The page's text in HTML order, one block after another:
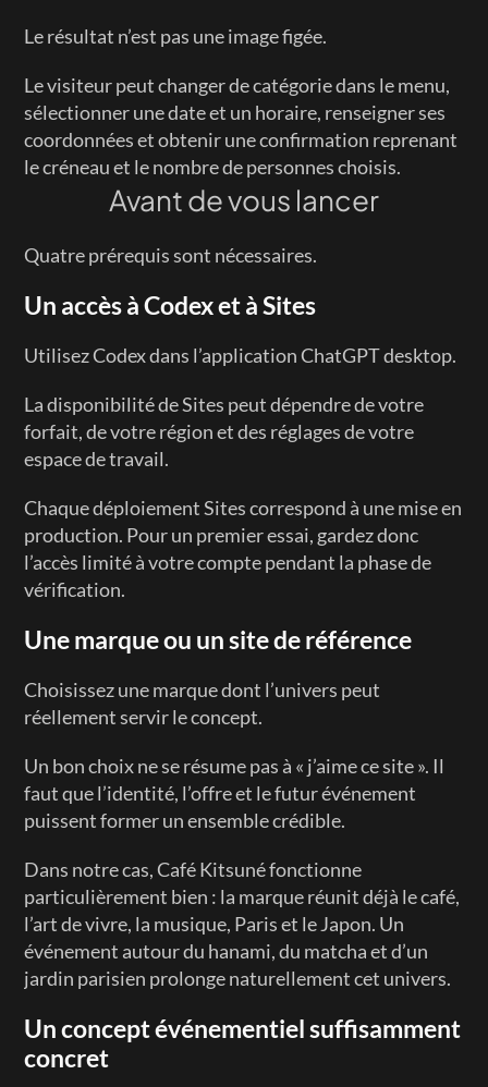
Le résultat n’est pas une image figée.
Le visiteur peut changer de catégorie dans le menu,
sélectionner une date et un horaire, renseigner ses
coordonnées et obtenir une confirmation reprenant
le créneau et le nombre de personnes choisis.
Avant de vous lancer
Quatre prérequis sont nécessaires.
Un accès à Codex et à Sites
Utilisez Codex dans l’application ChatGPT desktop.
La disponibilité de Sites peut dépendre de votre
forfait, de votre région et des réglages de votre
espace de travail.
Chaque déploiement Sites correspond à une mise en
production. Pour un premier essai, gardez donc
l’accès limité à votre compte pendant la phase de
vérification.
Une marque ou un site de référence
Choisissez une marque dont l’univers peut
réellement servir le concept.
Un bon choix ne se résume pas à « j’aime ce site ». Il
faut que l’identité, l’offre et le futur événement
puissent former un ensemble crédible.
Dans notre cas, Café Kitsuné fonctionne
particulièrement bien : la marque réunit déjà le café,
l’art de vivre, la musique, Paris et le Japon. Un
événement autour du hanami, du matcha et d’un
jardin parisien prolonge naturellement cet univers.
Un concept événementiel suffisamment
concret